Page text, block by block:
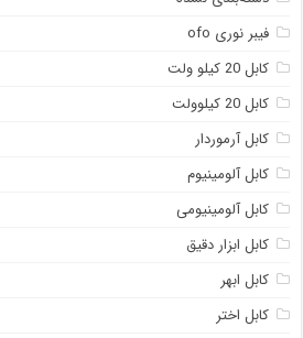
فیبر نوری ofo
کابل 20 کیلو ولت
کابل 20 کیلوولت
کابل آرموردار
کابل آلومینیوم
کابل آلومینیومی
کابل ابزار دقیق
کابل ابهر
کابل اختر